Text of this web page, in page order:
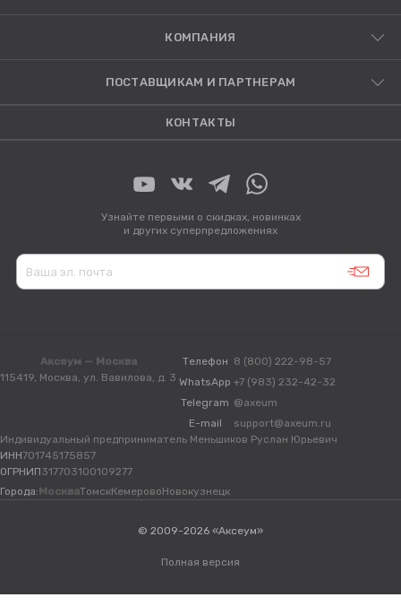
КОМПАНИЯ
ПОСТАВЩИКАМ И ПАРТНЕРАМ
КОНТАКТЫ
Узнайте первыми о скидках, новинках
и других суперпредложениях
Аксеум — Москва
115419, Москва, ул. Вавилова, д. 3
Телефон 8 (800) 222-98-57
WhatsApp +7 (983) 232-42-32
Telegram @axeum
E-mail
support@axeum.ru
Индивидуальный предприниматель Меньшиков Руслан Юрьевич
ИНН701745175857
ОГРНИП317703100109277
Города: МоскваТомскКемеровоНовокузнецк
© 2009-2026 «Аксеум»
Полная версия